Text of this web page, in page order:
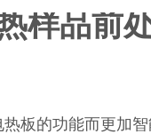
样品前
板的功能而更加